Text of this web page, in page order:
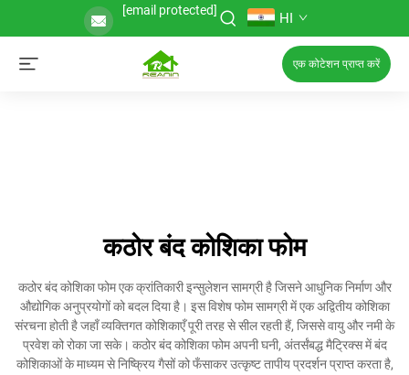
[email protected] HI
एक कोटेशन प्राप्त करें
कठोर बंद कोशिका फोम
कठोर बंद कोशिका फोम एक क्रांतिकारी इन्सुलेशन सामग्री है जिसने आधुनिक निर्माण और
औद्योगिक अनुप्रयोगों को बदल दिया है। इस विशेष फोम सामग्री में एक अद्वितीय कोशिका
संरचना होती है जहाँ व्यक्तिगत कोशिकाएँ पूरी तरह से सील रहती हैं, जिससे वायु और नमी के
प्रवेश को रोका जा सके। कठोर बंद कोशिका फोम अपनी घनी, अंतर्संबद्ध मैट्रिक्स में बंद
कोशिकाओं के माध्यम से निष्क्रिय गैसों को फँसाकर उत्कृष्ट तापीय प्रदर्शन प्राप्त करता है,